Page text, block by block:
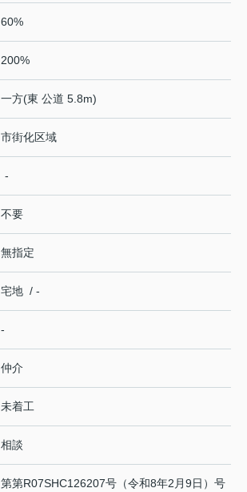
60%
200%
一方(東 公道 5.8m)
市街化区域
-
不要
無指定
宅地 / -
-
仲介
未着工
相談
第第R07SHC126207号（令和8年2月9日）号